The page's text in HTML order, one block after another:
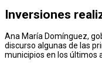
Inversiones
Ana María Domínguez,
discurso algunas de las
municipios en los últimos